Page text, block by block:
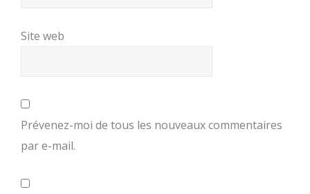
Site web
Prévenez-moi de tous les nouveaux commentaires
par e-mail.